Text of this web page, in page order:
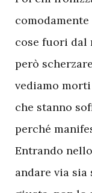
cose fuori dal
però
vediamo
che stanno
perché
Entrando
andare via